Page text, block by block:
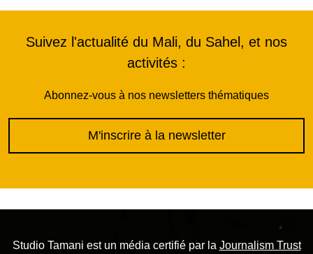
Suivez l'actualité du Mali, du Sahel, et nos
activités :
Abonnez-vous à nos newsletters thématiques
M'inscrire à la newsletter
Studio Tamani est un média certifié par la Journalism Trust